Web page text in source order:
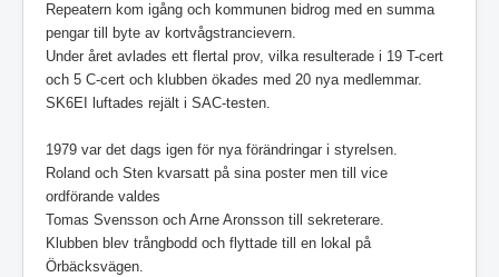
Repeatern kom igång och kommunen bidrog med en summa
pengar till byte av kortvågstrancievern.
Under året avlades ett flertal prov, vilka resulterade i 19 T-cert
och 5 C-cert och klubben ökades med 20 nya medlemmar.
SK6EI luftades rejält i SAC-testen.
1979 var det dags igen för nya förändringar i styrelsen.
Roland och Sten kvarsatt på sina poster men till vice
ordförande valdes
Tomas Svensson och Arne Aronsson till sekreterare.
Klubben blev trångbodd och flyttade till en lokal på
Örbäcksvägen.